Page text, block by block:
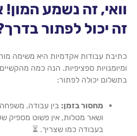
וואי, זה נשמע המון!
זה יכול לפתור
כתיבת עבודות אקדמיות היא משימה
ומיומנויות ספציפיות. הנה כמה
בתשלום יכולה לפתור:
מחסור בזמן: בין עבודה,
ושאר מטלות, אין פשוט מספיק
בעבודה כמו שצריך. ⏳